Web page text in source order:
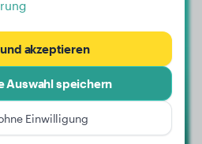
akzeptieren
Auswahl speichern
Einwilligung